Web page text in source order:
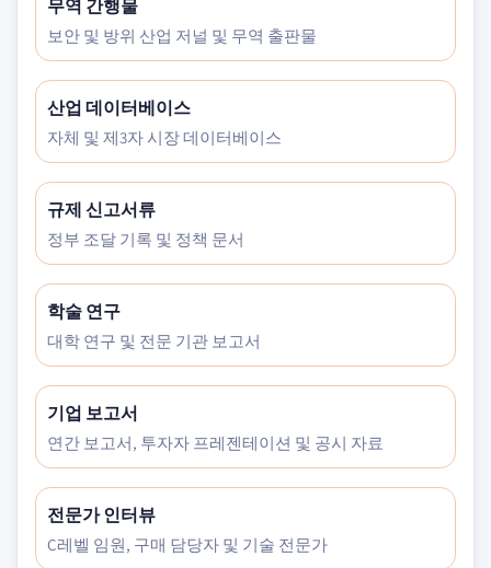
무역 간행물
보안 및 방위 산업 저널 및 무역 출판물
산업 데이터베이스
자체 및 제3자 시장 데이터베이스
규제 신고서류
정부 조달 기록 및 정책 문서
학술 연구
대학 연구 및 전문 기관 보고서
기업 보고서
연간 보고서, 투자자 프레젠테이션 및 공시 자료
전문가 인터뷰
C레벨 임원, 구매 담당자 및 기술 전문가